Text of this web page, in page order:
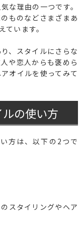
な理由の一つです。
ものなどさまざまあ
います。
、スタイルにさらな
や恋人からも褒めら
オイルを使ってみて
の使い方
方は、以下の2つで
スタイリングやヘア